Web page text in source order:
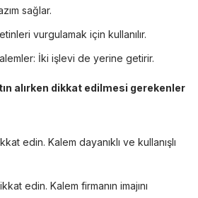
sağlar.
vurgulamak için kullanılır.
İki işlevi de yerine getirir.
alırken dikkat edilmesi gerekenler
edin. Kalem dayanıklı ve kullanışlı
edin. Kalem firmanın imajını